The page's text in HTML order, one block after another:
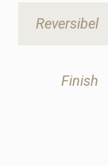
Reversibel
Finish